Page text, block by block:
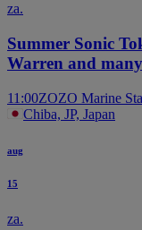
za.
Summer Sonic
Warren and
11:00ZOZO Marine
Chiba, JP, Japan
aug
15
za.